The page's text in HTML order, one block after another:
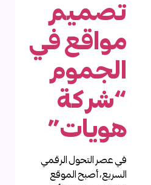
تصميم
مواقع في
الجموم
“شركة
هويات”
في عصر التحول الرقمي
السريع، أصبح الموقع